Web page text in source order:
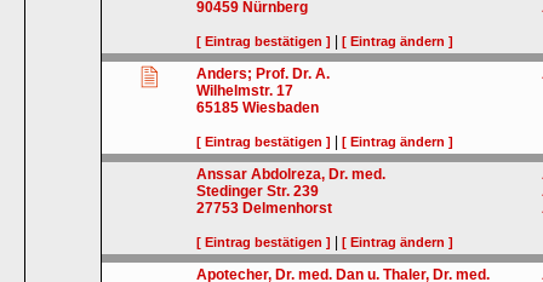
90459 Nürnberg
[ Eintrag bestätigen ] |[ Eintrag ändern ]
Anders; Prof. Dr. A.
Wilhelmstr. 17
65185 Wiesbaden
[ Eintrag bestätigen ] |[ Eintrag ändern ]
Anssar Abdolreza, Dr. med.
Stedinger Str. 239
27753 Delmenhorst
[ Eintrag bestätigen ] |[ Eintrag ändern ]
Apotecher, Dr. med. Dan u. Thaler, Dr. med.